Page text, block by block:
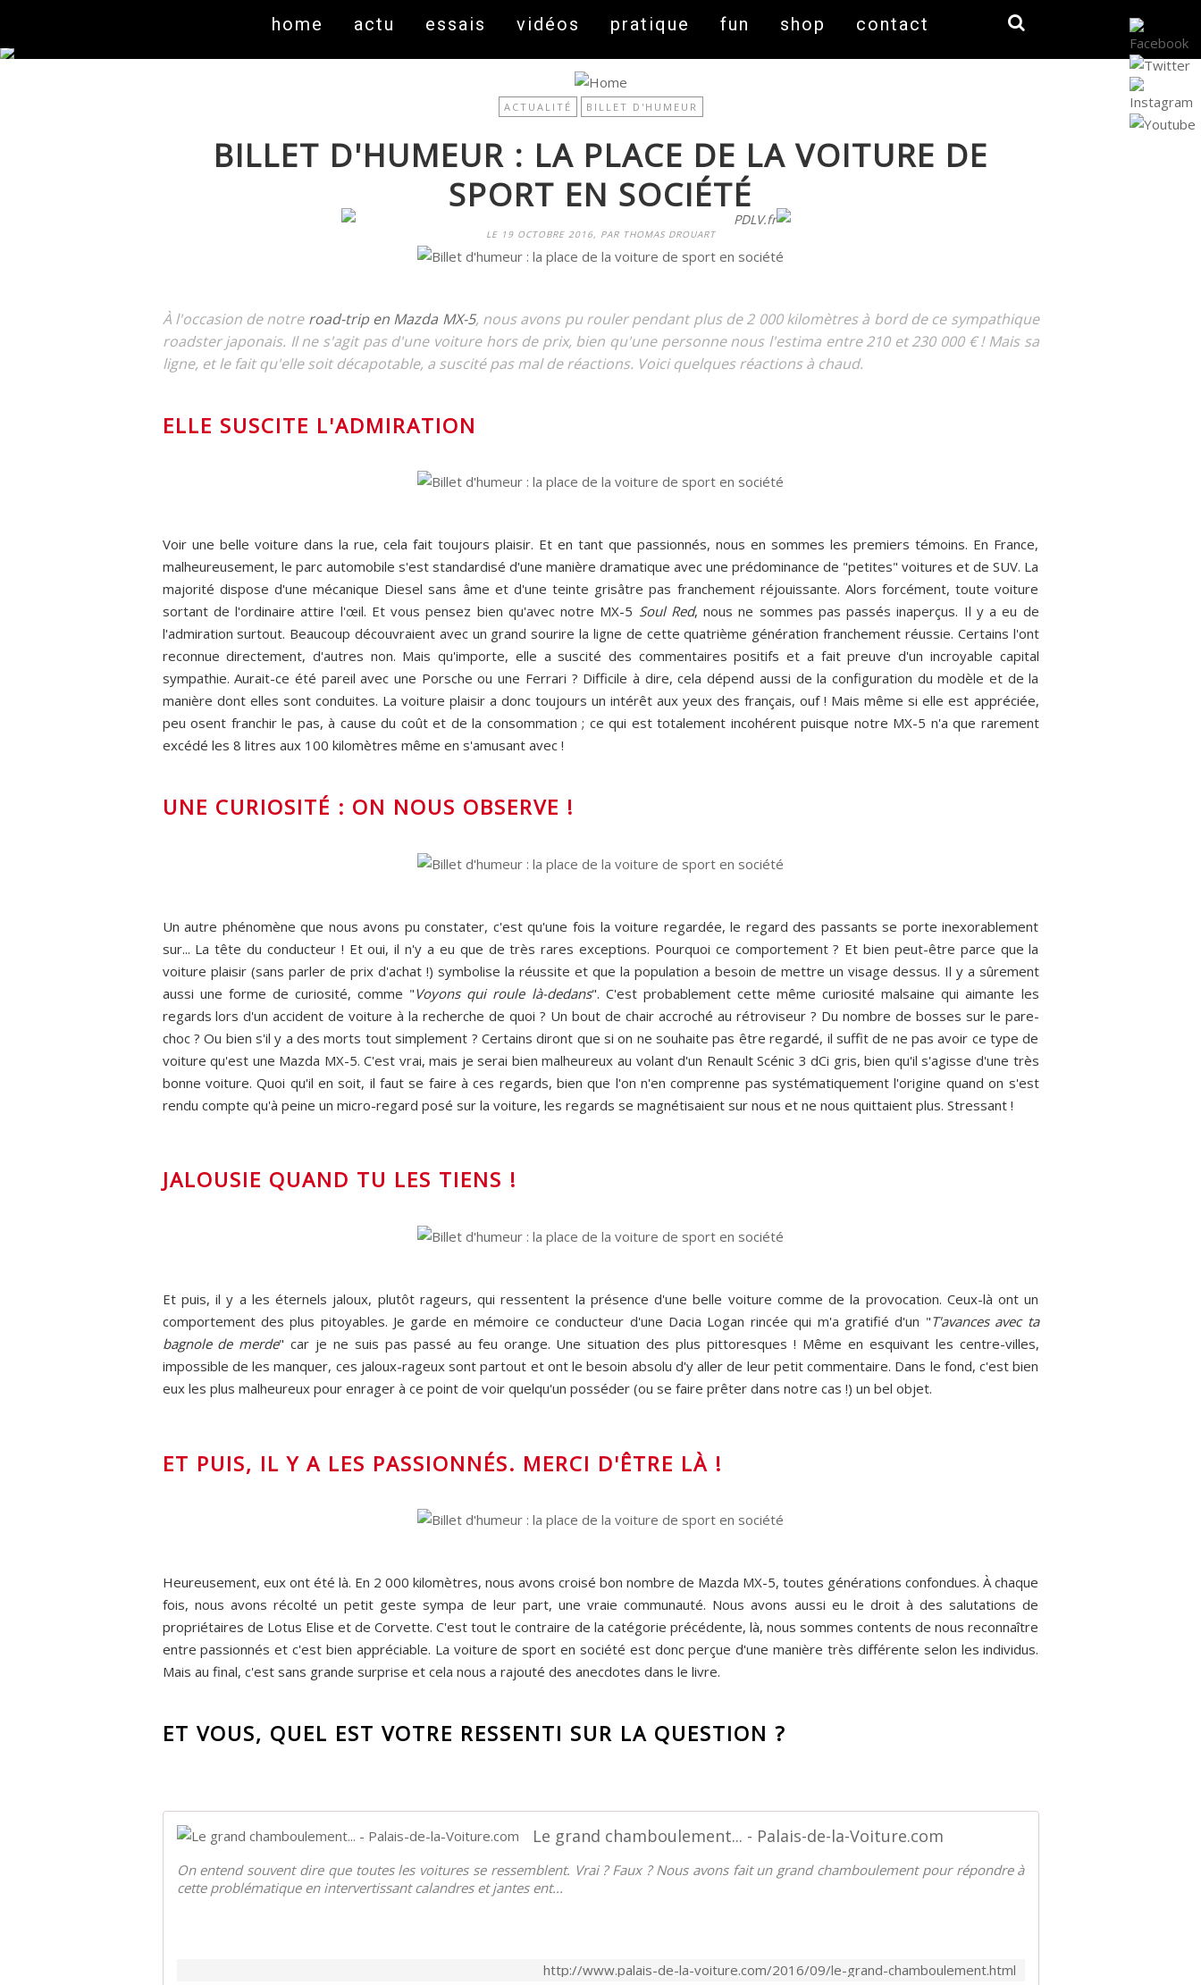
PDLV.fr
home actu essais vidéos pratique fun shop contact
ACTUALITÉ BILLET D'HUMEUR
BILLET D'HUMEUR : LA PLACE DE LA VOITURE DE
SPORT EN SOCIÉTÉ
LE 19 OCTOBRE 2016, PAR THOMAS DROUART
À l'occasion de notre road-trip en Mazda MX-5, nous avons pu rouler pendant plus de 2 000 kilomètres à bord de ce sympathique
roadster japonais. Il ne s'agit pas d'une voiture hors de prix, bien qu'une personne nous l'estima entre 210 et 230 000 € ! Mais sa
ligne, et le fait qu'elle soit décapotable, a suscité pas mal de réactions. Voici quelques réactions à chaud.
ELLE SUSCITE L'ADMIRATION
Voir une belle voiture dans la rue, cela fait toujours plaisir. Et en tant que passionnés, nous en sommes les premiers témoins. En France,
malheureusement, le parc automobile s'est standardisé d'une manière dramatique avec une prédominance de "petites" voitures et de SUV. La
majorité dispose d'une mécanique Diesel sans âme et d'une teinte grisâtre pas franchement réjouissante. Alors forcément, toute voiture
sortant de l'ordinaire attire l'œil. Et vous pensez bien qu'avec notre MX-5 Soul Red, nous ne sommes pas passés inaperçus. Il y a eu de
l'admiration surtout. Beaucoup découvraient avec un grand sourire la ligne de cette quatrième génération franchement réussie. Certains l'ont
reconnue directement, d'autres non. Mais qu'importe, elle a suscité des commentaires positifs et a fait preuve d'un incroyable capital
sympathie. Aurait-ce été pareil avec une Porsche ou une Ferrari ? Difficile à dire, cela dépend aussi de la configuration du modèle et de la
manière dont elles sont conduites. La voiture plaisir a donc toujours un intérêt aux yeux des français, ouf ! Mais même si elle est appréciée,
peu osent franchir le pas, à cause du coût et de la consommation ; ce qui est totalement incohérent puisque notre MX-5 n'a que rarement
excédé les 8 litres aux 100 kilomètres même en s'amusant avec !
UNE CURIOSITÉ : ON NOUS OBSERVE !
Un autre phénomène que nous avons pu constater, c'est qu'une fois la voiture regardée, le regard des passants se porte inexorablement
sur... La tête du conducteur ! Et oui, il n'y a eu que de très rares exceptions. Pourquoi ce comportement ? Et bien peut-être parce que la
voiture plaisir (sans parler de prix d'achat !) symbolise la réussite et que la population a besoin de mettre un visage dessus. Il y a sûrement
aussi une forme de curiosité, comme "Voyons qui roule là-dedans". C'est probablement cette même curiosité malsaine qui aimante les
regards lors d'un accident de voiture à la recherche de quoi ? Un bout de chair accroché au rétroviseur ? Du nombre de bosses sur le pare-
choc ? Ou bien s'il y a des morts tout simplement ? Certains diront que si on ne souhaite pas être regardé, il suffit de ne pas avoir ce type de
voiture qu'est une Mazda MX-5. C'est vrai, mais je serai bien malheureux au volant d'un Renault Scénic 3 dCi gris, bien qu'il s'agisse d'une très
bonne voiture. Quoi qu'il en soit, il faut se faire à ces regards, bien que l'on n'en comprenne pas systématiquement l'origine quand on s'est
rendu compte qu'à peine un micro-regard posé sur la voiture, les regards se magnétisaient sur nous et ne nous quittaient plus. Stressant !
JALOUSIE QUAND TU LES TIENS !
Et puis, il y a les éternels jaloux, plutôt rageurs, qui ressentent la présence d'une belle voiture comme de la provocation. Ceux-là ont un
comportement des plus pitoyables. Je garde en mémoire ce conducteur d'une Dacia Logan rincée qui m'a gratifié d'un "T'avances avec ta
bagnole de merde" car je ne suis pas passé au feu orange. Une situation des plus pittoresques ! Même en esquivant les centre-villes,
impossible de les manquer, ces jaloux-rageux sont partout et ont le besoin absolu d'y aller de leur petit commentaire. Dans le fond, c'est bien
eux les plus malheureux pour enrager à ce point de voir quelqu'un posséder (ou se faire prêter dans notre cas !) un bel objet.
ET PUIS, IL Y A LES PASSIONNÉS. MERCI D'ÊTRE LÀ !
Heureusement, eux ont été là. En 2 000 kilomètres, nous avons croisé bon nombre de Mazda MX-5, toutes générations confondues. À chaque
fois, nous avons récolté un petit geste sympa de leur part, une vraie communauté. Nous avons aussi eu le droit à des salutations de
propriétaires de Lotus Elise et de Corvette. C'est tout le contraire de la catégorie précédente, là, nous sommes contents de nous reconnaître
entre passionnés et c'est bien appréciable. La voiture de sport en société est donc perçue d'une manière très différente selon les individus.
Mais au final, c'est sans grande surprise et cela nous a rajouté des anecdotes dans le livre.
ET VOUS, QUEL EST VOTRE RESSENTI SUR LA QUESTION ?
Le grand chamboulement... - Palais-de-la-Voiture.com
On entend souvent dire que toutes les voitures se ressemblent. Vrai ? Faux ? Nous avons fait un grand chamboulement pour répondre à
cette problématique en intervertissant calandres et jantes ent...
http://www.palais-de-la-voiture.com/2016/09/le-grand-chamboulement.html